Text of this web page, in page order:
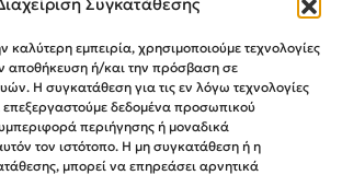
καλύτερη εμπειρία, χρησιμοποιούμε τεχνολογίες
αποθήκευση ή/και την πρόσβαση σε
Η συγκατάθεση για τις εν λόγω τεχνολογίες
επεξεργαστούμε δεδομένα προσωπικού
περιήγησης ή μοναδικά
τον ιστότοπο. Η μη συγκατάθεση ή η
μπορεί να επηρεάσει αρνητικά